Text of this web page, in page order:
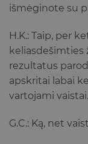
išmėginote su
H.K.: Taip, per
keliasdešimties
rezultatus
apskritai labai
vartojami vaistai.
G.C.: Ką, net